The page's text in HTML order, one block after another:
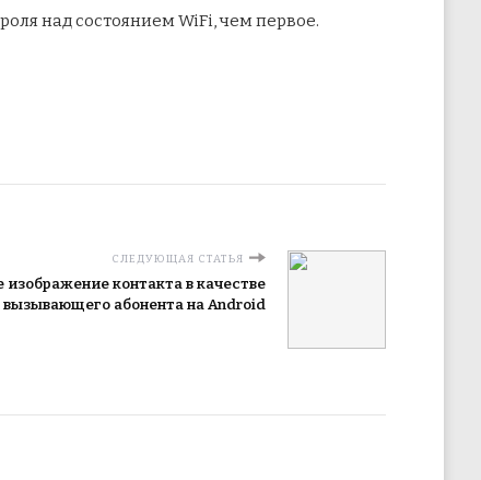
над состоянием WiFi, чем первое.
СЛЕДУЮЩАЯ СТАТЬЯ
изображение контакта в качестве
абонента на Android